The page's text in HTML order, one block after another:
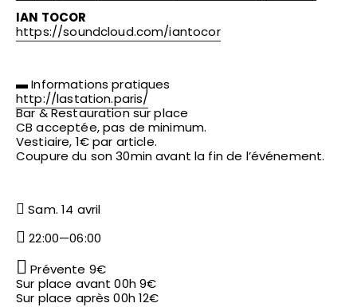
IAN TOCOR
https://soundcloud.com/iantocor
▬ Informations pratiques
http://lastation.paris/
Bar & Restauration sur place
CB acceptée, pas de minimum.
Vestiaire, 1€ par article.
Coupure du son 30min avant la fin de l’événement.
Sam. 14 avril
22:00—06:00
Prévente 9€
Sur place avant 00h 9€
Sur place après 00h 12€